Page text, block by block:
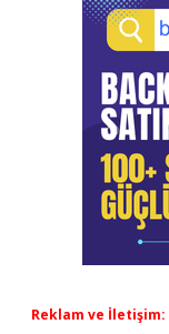
Reklam ve İletişim: